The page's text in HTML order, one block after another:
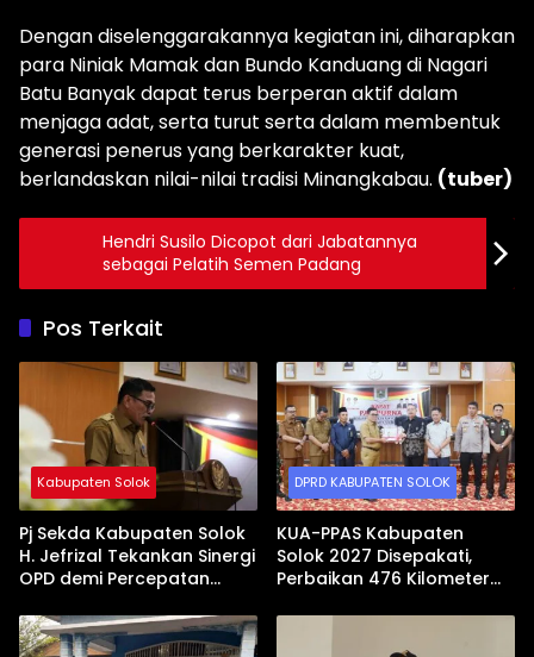
Dengan diselenggarakannya kegiatan ini, diharapkan
para Niniak Mamak dan Bundo Kanduang di Nagari
Batu Banyak dapat terus berperan aktif dalam
menjaga adat, serta turut serta dalam membentuk
generasi penerus yang berkarakter kuat,
berlandaskan nilai-nilai tradisi Minangkabau. (tuber)
Hendri Susilo Dicopot dari Jabatannya
sebagai Pelatih Semen Padang
Pos Terkait
Kabupaten Solok
Pj Sekda Kabupaten Solok
H. Jefrizal Tekankan Sinergi
OPD demi Percepatan
DPRD KABUPATEN SOLOK
KUA-PPAS Kabupaten
Solok 2027 Disepakati,
Perbaikan 476 Kilometer